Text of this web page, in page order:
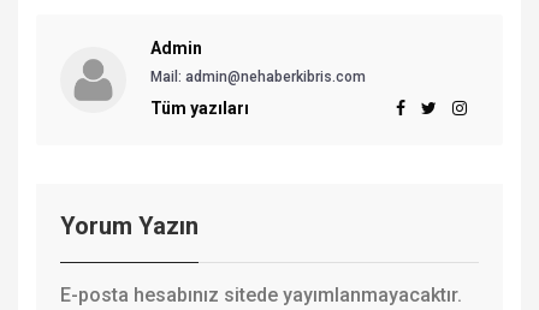
Admin
Mail: admin@nehaberkibris.com
Tüm yazıları
Yorum Yazın
E-posta hesabınız sitede yayımlanmayacaktır.